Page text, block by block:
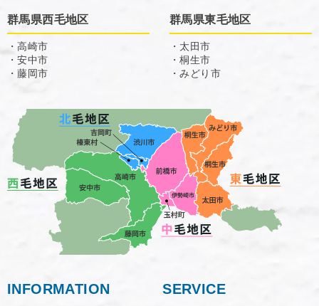
群馬県西毛地区
・高崎市
・安中市
・藤岡市
群馬県東毛地区
・太田市
・桐生市
・みどり市
INFORMATION SERVICE